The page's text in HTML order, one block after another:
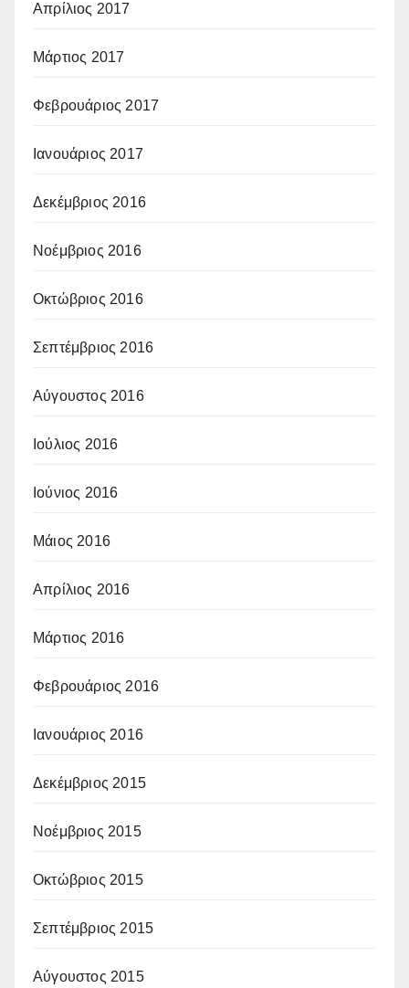
Απρίλιος 2017
Μάρτιος 2017
Φεβρουάριος 2017
Ιανουάριος 2017
Δεκέμβριος 2016
Νοέμβριος 2016
Οκτώβριος 2016
Σεπτέμβριος 2016
Αύγουστος 2016
Ιούλιος 2016
Ιούνιος 2016
Μάιος 2016
Απρίλιος 2016
Μάρτιος 2016
Φεβρουάριος 2016
Ιανουάριος 2016
Δεκέμβριος 2015
Νοέμβριος 2015
Οκτώβριος 2015
Σεπτέμβριος 2015
Αύγουστος 2015